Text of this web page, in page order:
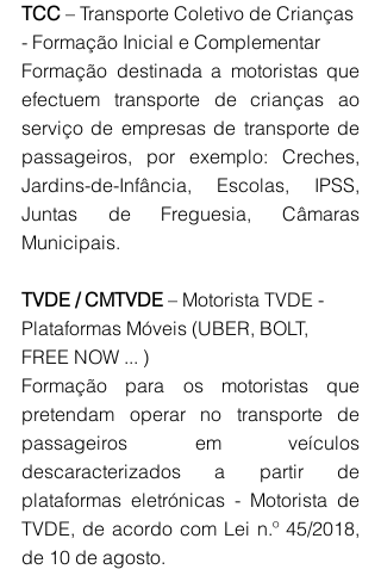
TCC – Transporte Coletivo de Crianças
- Formação Inicial e Complementar
Formação destinada a motoristas que
efectuem transporte de crianças ao
serviço de empresas de transporte de
passageiros, por exemplo: Creches,
Jardins-de-Infância, Escolas, IPSS,
Juntas de Freguesia, Câmaras
Municipais.
TVDE / CMTVDE – Motorista TVDE -
Plataformas Móveis (UBER, BOLT,
FREE NOW ... )
Formação para os motoristas que
pretendam operar no transporte de
passageiros em veículos
descaracterizados a partir de
plataformas eletrónicas - Motorista de
TVDE, de acordo com Lei n.º 45/2018,
de 10 de agosto.